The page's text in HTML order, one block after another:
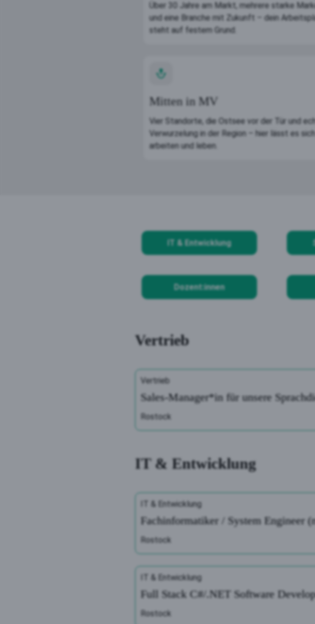
Über 30 Jahre am Markt, mehrere starke
und eine Branche mit Zukunft – dein
steht auf festem Grund.
Mitten in MV
Vier Standorte, die Ostsee vor der Tür und
Verwurzelung in der Region – hier lässt es sich
arbeiten und leben.
IT & Entwicklung
Dozent:innen
Vertrieb
Vertrieb
Sales-Manager*in für unsere
Rostock
IT & Entwicklung
IT & Entwicklung
Fachinformatiker / System Engineer
Rostock
IT & Entwicklung
Full Stack C#/.NET Software
Rostock